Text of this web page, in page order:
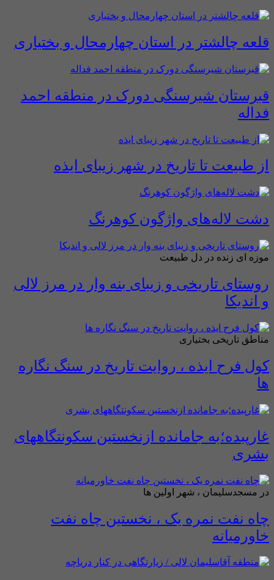
قلعه چالشتر در استان چهارمحال و بختیاری
قبرستان شیرسنگی دورک در منطقه احمد
فداله
از طبیعت تا تاریخ در شهر زیبای ایذه
دشت لاله‌های واژگون کوهرنگ
موزه ای زنده در دل طبیعت
روستای تاریخی و زیبای بنه وار در مرز لالی
و اندیکا
مناطق تاریخی بختیاری
کول فرح ایذه ، روایت تاریخ در سنگ نگاره
ها
غارپبده؛به جامانده ازنخستین سکونتگاههای
بشری
در مسجدسلیمان ، شهر اولین ها
چاه نفت نمره یک ، نخستین چاه نفت
خاورمیانه